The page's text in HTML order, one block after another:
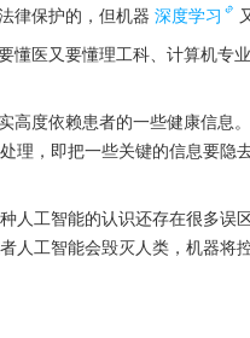
律保护的，但机器 深度学习
懂医又要懂理工科、计算机专
高度依赖患者的一些健康信息
理，即把一些关键的信息要隐
人工智能的认识还存在很多误
人工智能会毁灭人类，机器将